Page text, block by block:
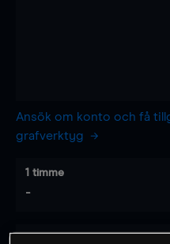
Ansök om konto och få
grafverktyg
1 timme
-